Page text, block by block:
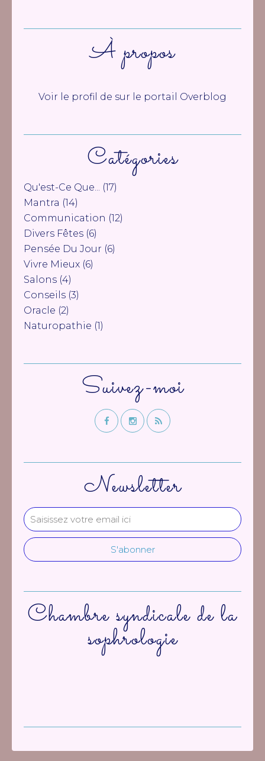
Newsletter
Catégories
Qu'est-Ce Que... (17)
Mantra (14)
Communication (12)
Divers Fêtes (6)
Pensée Du Jour (6)
Vivre Mieux (6)
Salons (4)
Conseils (3)
Oracle (2)
Naturopathie (1)
Suivez-moi
À propos
Voir le profil de sur le portail Overblog
Chambre syndicale de la
sophrologie